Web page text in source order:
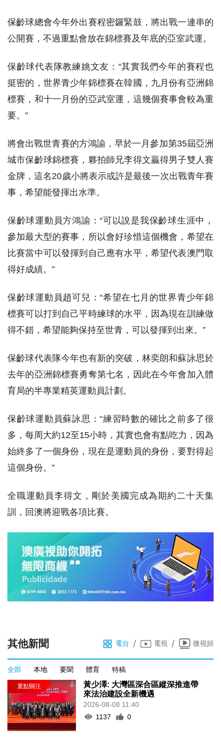
保齡球總會今年外出賽程密鑼緊鼓，將出戰一連串的
公開賽，不過重點會放在錦標賽及年底的亞室武運。
保齡球代表隊教練姚文友：“其實我們今年的賽程也
挺密的，世界青少年錦標賽在韓國，九月份有亞洲錦
標賽，和十一月份的亞武室運，這幾個賽事會較為重
要。”
將會出戰世青賽的方鴻諭，早於一月參加第35屆亞洲
城市保齡球錦標賽，夥拍師兄李得文贏得男子雙人賽
金牌，這名20歲小將表示或許是最後一次出戰青年賽
事，希望能發揮出水準。
保齡球運動員方鴻諭：“可以說是我保齡球生涯中，
參加最大型的賽事，所以會好珍惜這個機會，希望在
比賽當中可以發揮到自己應有水平，希望代表澳門取
得好成績。”
保齡球運動員趙可兒：“希望在七月的世界青少年錦
標賽可以打到自己平時練球的水平，因為現在訓練做
得不錯，希望能夠保持至世青，可以發揮到出來。”
保齡球代表隊今年也有新的突破，林奕朗和蘇詠思於
去年的亞洲錦標賽勇奪第七名，因此在今年會加入體
育局的半專業精英運動員計劃。
保齡球運動員蘇詠思：“練習時數的確比之前多了很
多，每周大約12至15小時，其實也會有點吃力，因為
始終多了一個身份，現在是運動員的身份，要對得起
這個身份。”
全職運動員李得文，剛於美國完成為期約二十天集
訓，回澳將迎戰各項比賽。
其他新聞 電台 / 電視 / 微視頻
全部 本地 要聞 體育 特稿
黃少澤: 大灣區深合區縱深推進帶
來法治建設全新機遇
2026-08-08 11:40
1137
0